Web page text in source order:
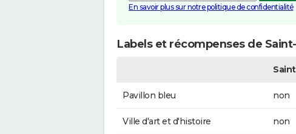
En savoir plus sur notre politique de confidentialité
Labels et récompenses de
Pavillon bleu non
Ville d'art et d'histoire non